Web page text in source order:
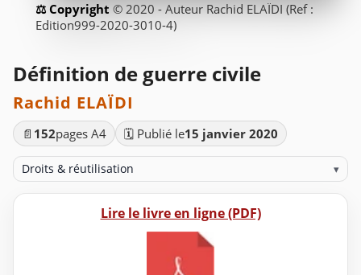
© 2020 - Auteur Rachid ELAÏDI (Ref :
Edition999-2020-3010-4)
Définition de guerre civile
Rachid ELAÏDI
📄 152pages A4 🗓️ Publié le15 janvier 2020
Droits & réutilisation ▾
Lire le livre en ligne (PDF)